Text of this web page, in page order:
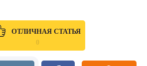
ОТЛИЧНАЯ СТАТЬЯ
0